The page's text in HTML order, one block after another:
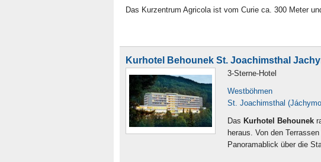
Das Kurzentrum Agricola ist vom Curie ca. 300 Meter
Kurhotel Behounek St. Joachimsthal
3-Sterne-Hotel
Westböhmen
St. Joachimsthal
Das Kurhotel Behounek
heraus. Von den
Panoramablick über die